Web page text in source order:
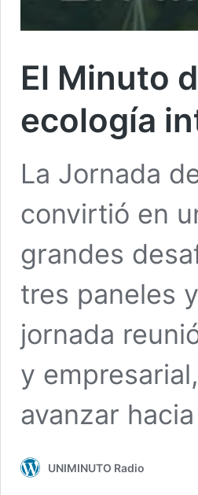
El Minuto
ecología
La Jornada
convirtió en
grandes
tres paneles
jornada
y
avanzar
UNIMINUTO Radio